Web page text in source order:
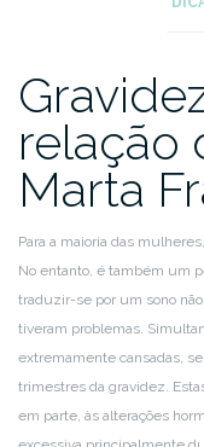
relação
Marta
Para a maioria das
No entanto, é também um
traduzir-se por um sono
tiveram problemas.
extremamente cansadas,
trimestres da gravidez.
em parte, às alterações